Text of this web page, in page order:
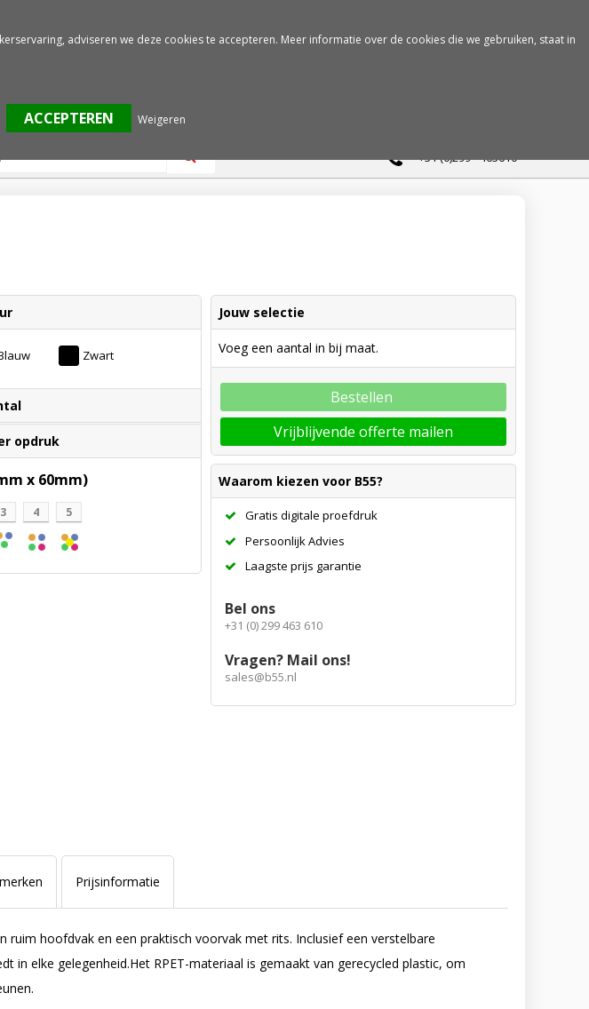
+31 (0)299 - 463610
Zwart
opdruk
x 60mm)
3 4 5
Jouw selectie
Voeg een aantal in bij maat.
Bestellen
Vrijblijvende offerte mailen
Waarom kiezen voor B55?
Gratis digitale proefdruk
Persoonlijk Advies
Laagste prijs garantie
Bel ons
+31 (0) 299 463 610
Vragen? Mail ons!
sales@b55.nl
Prijsinformatie
hoofdvak en een praktisch voorvak met rits. Inclusief een verstelbare
elke gelegenheid.Het RPET-materiaal is gemaakt van gerecycled plastic, om
adviseren we deze cookies te accepteren. Meer informatie over de cookies die we gebruiken, staat in
Weigeren